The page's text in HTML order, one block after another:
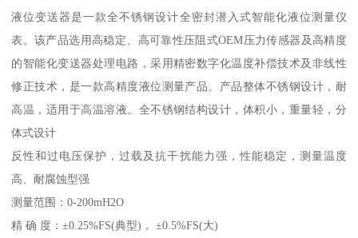
液位变送器是一款全不锈钢设计全密封潜入式智能化液位测量仪
表。该产品选用高稳定、高可靠性压阻式OEM压力传感器及高精度
的智能化变送器处理电路，采用精密数字化温度补偿技术及非线性
修正技术，是一款高精度液位测量产品。产品整体不锈钢设计，耐
高温，适用于高温溶液。全不锈钢结构设计，体积小，重量轻，分
体式设计
反性和过电压保护，过载及抗干扰能力强，性能稳定，测量温度
高、耐腐蚀型强
测量范围：0-200mH2O
精 确 度：±0.25%FS(典型)， ±0.5%FS(大)